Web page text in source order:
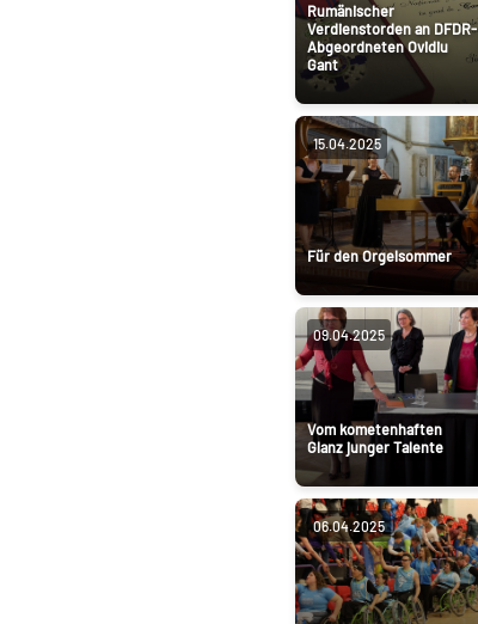
Rumänischer
Verdienstorden an DFDR-
Abgeordneten Ovidiu
Gant
15.04.2025
Für den Orgelsommer
09.04.2025
Vom kometenhaften
Glanz junger Talente
06.04.2025